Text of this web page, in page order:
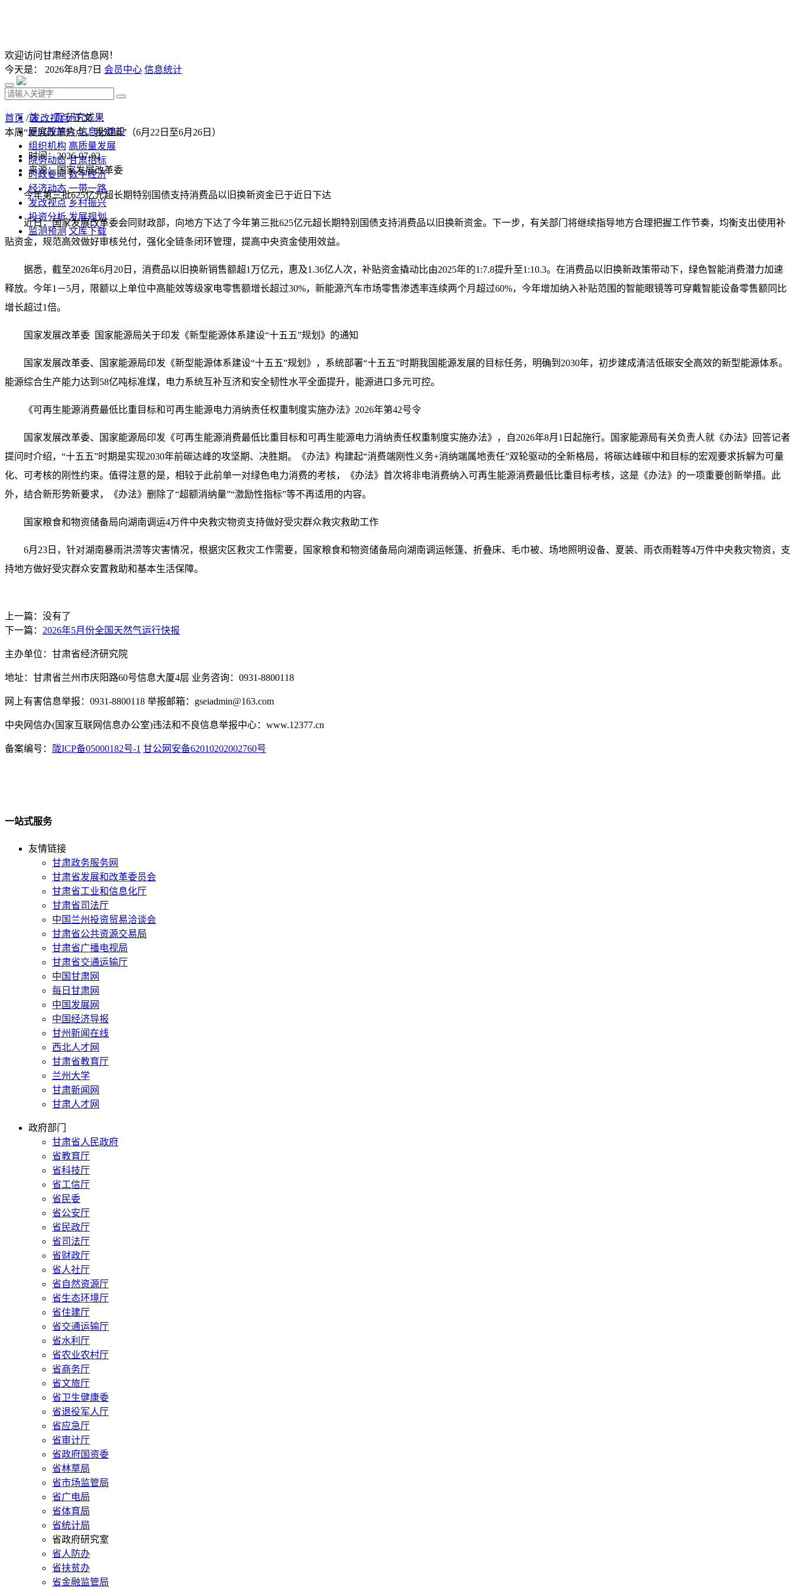
欢迎访问甘肃经济信息网！
今天是： 2026年8月7日 会员中心 信息统计
首 页 研究成果
研究院简介 信息化建设
组织机构 高质量发展
院务动态 甘肃招标
时政要闻 数字经济
经济动态 一带一路
发改视点 乡村振兴
投资分析 发展规划
监测预测 文库下载
首页 /发改视点/ 正文
本周“发展改革热点，我知道”（6月22日至6月26日）
时间：2026-07-02
来源：国家发展改革委
今年第三批625亿元超长期特别国债支持消费品以旧换新资金已于近日下达
近日，国家发展改革委会同财政部，向地方下达了今年第三批625亿元超长期特别国债支持消费品以旧换新资金。下一步，有关部门将继续指导地方合理把握工作节奏，均衡支出使用补
贴资金，规范高效做好审核兑付，强化全链条闭环管理，提高中央资金使用效益。
据悉，截至2026年6月20日，消费品以旧换新销售额超1万亿元，惠及1.36亿人次，补贴资金撬动比由2025年的1:7.8提升至1:10.3。在消费品以旧换新政策带动下，绿色智能消费潜力加速
释放。今年1－5月，限额以上单位中高能效等级家电零售额增长超过30%，新能源汽车市场零售渗透率连续两个月超过60%，今年增加纳入补贴范围的智能眼镜等可穿戴智能设备零售额同比
增长超过1倍。
国家发展改革委 国家能源局关于印发《新型能源体系建设“十五五”规划》的通知
国家发展改革委、国家能源局印发《新型能源体系建设“十五五”规划》，系统部署“十五五”时期我国能源发展的目标任务，明确到2030年，初步建成清洁低碳安全高效的新型能源体系。
能源综合生产能力达到58亿吨标准煤，电力系统互补互济和安全韧性水平全面提升，能源进口多元可控。
《可再生能源消费最低比重目标和可再生能源电力消纳责任权重制度实施办法》2026年第42号令
国家发展改革委、国家能源局印发《可再生能源消费最低比重目标和可再生能源电力消纳责任权重制度实施办法》，自2026年8月1日起施行。国家能源局有关负责人就《办法》回答记者
提问时介绍，“十五五”时期是实现2030年前碳达峰的攻坚期、决胜期。《办法》构建起“消费端刚性义务+消纳端属地责任”双轮驱动的全新格局，将碳达峰碳中和目标的宏观要求拆解为可量
化、可考核的刚性约束。值得注意的是，相较于此前单一对绿色电力消费的考核，《办法》首次将非电消费纳入可再生能源消费最低比重目标考核，这是《办法》的一项重要创新举措。此
外，结合新形势新要求，《办法》删除了“超额消纳量”“激励性指标”等不再适用的内容。
国家粮食和物资储备局向湖南调运4万件中央救灾物资支持做好受灾群众救灾救助工作
6月23日，针对湖南暴雨洪涝等灾害情况，根据灾区救灾工作需要，国家粮食和物资储备局向湖南调运帐篷、折叠床、毛巾被、场地照明设备、夏装、雨衣雨鞋等4万件中央救灾物资，支
持地方做好受灾群众安置救助和基本生活保障。
上一篇：没有了
下一篇： 2026年5月份全国天然气运行快报
主办单位：甘肃省经济研究院
地址：甘肃省兰州市庆阳路60号信息大厦4层 业务咨询：0931-8800118
网上有害信息举报：0931-8800118 举报邮箱：gseiadmin@163.com
中央网信办(国家互联网信息办公室)违法和不良信息举报中心：www.12377.cn
备案编号： 陇ICP备05000182号-1 甘公网安备62010202002760号
一站式服务
友情链接
甘肃政务服务网
甘肃省发展和改革委员会
甘肃省工业和信息化厅
甘肃省司法厅
中国兰州投资贸易洽谈会
甘肃省公共资源交易局
甘肃省广播电视局
甘肃省交通运输厅
中国甘肃网
每日甘肃网
中国发展网
中国经济导报
甘州新闻在线
西北人才网
甘肃省教育厅
兰州大学
甘肃新闻网
甘肃人才网
政府部门
甘肃省人民政府
省教育厅
省科技厅
省工信厅
省民委
省公安厅
省民政厅
省司法厅
省财政厅
省人社厅
省自然资源厅
省生态环境厅
省住建厅
省交通运输厅
省水利厅
省农业农村厅
省商务厅
省文旅厅
省卫生健康委
省退役军人厅
省应急厅
省审计厅
省政府国资委
省林草局
省市场监管局
省广电局
省体育局
省统计局
省政府研究室
省人防办
省扶贫办
省金融监管局